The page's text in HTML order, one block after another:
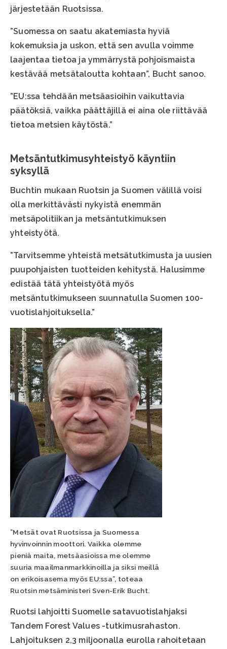
järjestetään Ruotsissa.
”Suomessa on saatu akatemiasta hyviä
kokemuksia ja uskon, että sen avulla voimme
laajentaa tietoa ja ymmärrystä pohjoismaista
kestävää metsätaloutta kohtaan”, Bucht sanoo.
”EU:ssa tehdään metsäasioihin vaikuttavia
päätöksiä, vaikka päättäjillä ei aina ole riittävää
tietoa metsien käytöstä.”
Metsäntutkimusyhteistyö käyntiin
syksyllä
Buchtin mukaan Ruotsin ja Suomen välillä voisi
olla merkittävästi nykyistä enemmän
metsäpolitiikan ja metsäntutkimuksen
yhteistyötä.
”Tarvitsemme yhteistä metsätutkimusta ja uusien
puupohjaisten tuotteiden kehitystä. Halusimme
edistää tätä yhteistyötä myös
metsäntutkimukseen suunnatulla Suomen 100-
vuotislahjoituksella.”
”Metsät ovat Ruotsissa ja Suomessa
hyvinvoinnin moottori. Vaikka olemme
pieniä maita, metsäasioissa me olemme
suuria maailmanmarkkinoilla ja siksi meillä
on erikoisasema myös EU:ssa”, toteaa
Ruotsin metsäministeri Sven-Erik Bucht.
Ruotsi lahjoitti Suomelle satavuotislahjaksi
Tandem Forest Values -tutkimusrahaston.
Lahjoituksen 2,3 miljoonalla eurolla rahoitetaan